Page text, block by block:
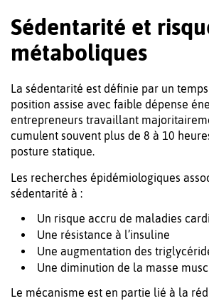
Sédentarité et
métaboliques
La sédentarité est définie par un
position assise avec faible dépense
entrepreneurs travaillant
cumulent souvent plus de 8 à 10
posture statique.
Les recherches épidémiologiques
sédentarité à :
Un risque accru de maladies
Une résistance à l’insuline
Une augmentation des
Une diminution de la masse
Le mécanisme est en partie lié à la